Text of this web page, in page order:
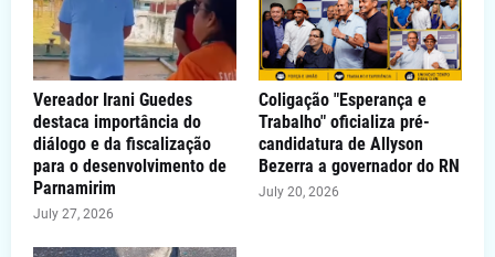
Vereador Irani Guedes
destaca importância do
diálogo e da fiscalização
para o desenvolvimento de
Parnamirim
July 27, 2026
Coligação "Esperança e
Trabalho" oficializa pré-
candidatura de Allyson
Bezerra a governador do RN
July 20, 2026